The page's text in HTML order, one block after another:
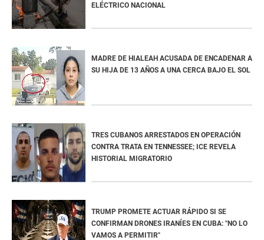
ELÉCTRICO NACIONAL
MADRE DE HIALEAH ACUSADA DE ENCADENAR A
SU HIJA DE 13 AÑOS A UNA CERCA BAJO EL SOL
TRES CUBANOS ARRESTADOS EN OPERACIÓN
CONTRA TRATA EN TENNESSEE; ICE REVELA
HISTORIAL MIGRATORIO
TRUMP PROMETE ACTUAR RÁPIDO SI SE
CONFIRMAN DRONES IRANÍES EN CUBA: "NO LO
VAMOS A PERMITIR"